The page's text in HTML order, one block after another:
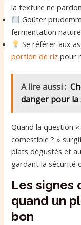
la texture ne
Goûter
fermentation
Se référer aux
portion de riz pour
A lire aussi :
danger pour la
Quand la question
comestible ? »
plats dégustés et
gardant la sécurité
Les signes
quand un
bon